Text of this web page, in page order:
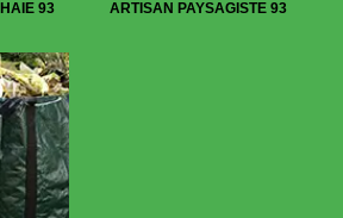
93 ARTISAN PAYSAGISTE 93